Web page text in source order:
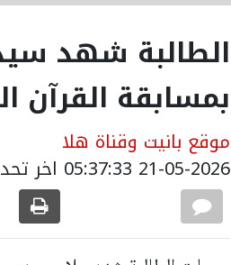
الطالبة شهد
بمسابقة القرآن
موقع بانيت وقناة هلا
21-05-2026 05:37:33 اخر تحديث: 21-05-